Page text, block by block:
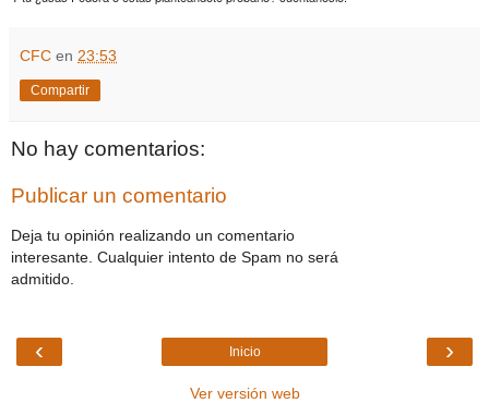
CFC en 23:53
Compartir
No hay comentarios:
Publicar un comentario
Deja tu opinión realizando un comentario
interesante. Cualquier intento de Spam no será
admitido.
‹ ›
Inicio
Ver versión web